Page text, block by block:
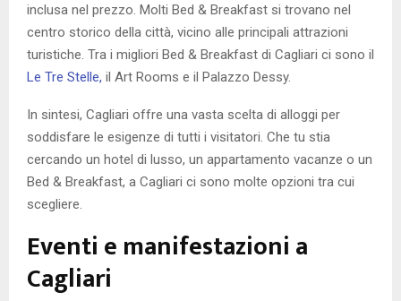
inclusa nel prezzo. Molti Bed & Breakfast si trovano nel
centro storico della città, vicino alle principali attrazioni
turistiche. Tra i migliori Bed & Breakfast di Cagliari ci sono il
Le Tre Stelle, il Art Rooms e il Palazzo Dessy.
In sintesi, Cagliari offre una vasta scelta di alloggi per
soddisfare le esigenze di tutti i visitatori. Che tu stia
cercando un hotel di lusso, un appartamento vacanze o un
Bed & Breakfast, a Cagliari ci sono molte opzioni tra cui
scegliere.
Eventi e manifestazioni a
Cagliari